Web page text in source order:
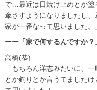
で…最近は日焼け止めとか塗
傘さすようになりましたし
家が一番なって思いました。」
ーー「家で何するんですか？
高橋(恭)
「もちろん洋志みたいに、
とか釣りとか言うてました